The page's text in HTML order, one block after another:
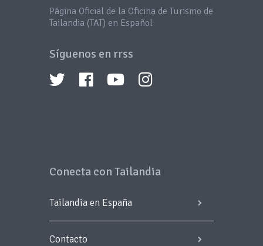
Página Oficial de la Oficina de Turismo de
Tailandia (TAT) en Español
Síguenos en rrss
Conecta con Tailandia
Tailandia en España
Contacto